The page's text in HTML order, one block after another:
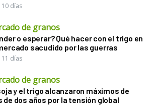
10 días
de granos
o esperar? Qué hacer con el trigo en
sacudido por las guerras
11 días
de granos
y el trigo alcanzaron máximos de
de dos años por la tensión global